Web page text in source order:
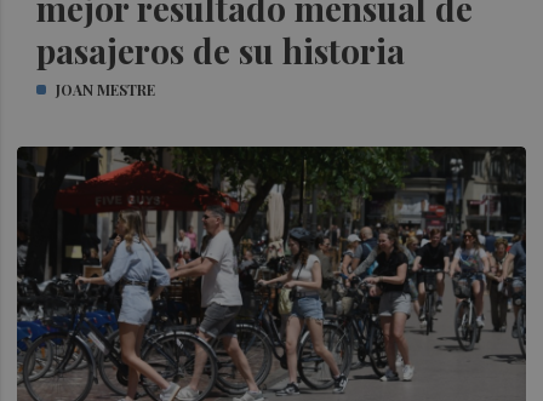
pasajeros de su historia
JOAN MESTRE